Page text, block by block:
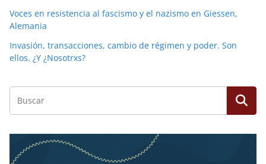
Voces en resistencia al fascismo y el nazismo en Giessen,
Alemania
Invasión, transacciones, cambio de régimen y poder. Son
ellos. ¿Y ¿Nosotrxs?